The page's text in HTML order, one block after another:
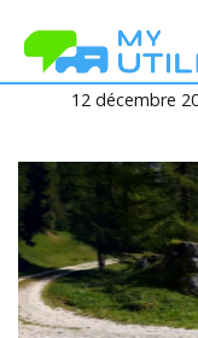
contenu
MyUtilitaire
Toute l’actualité
12 décembre